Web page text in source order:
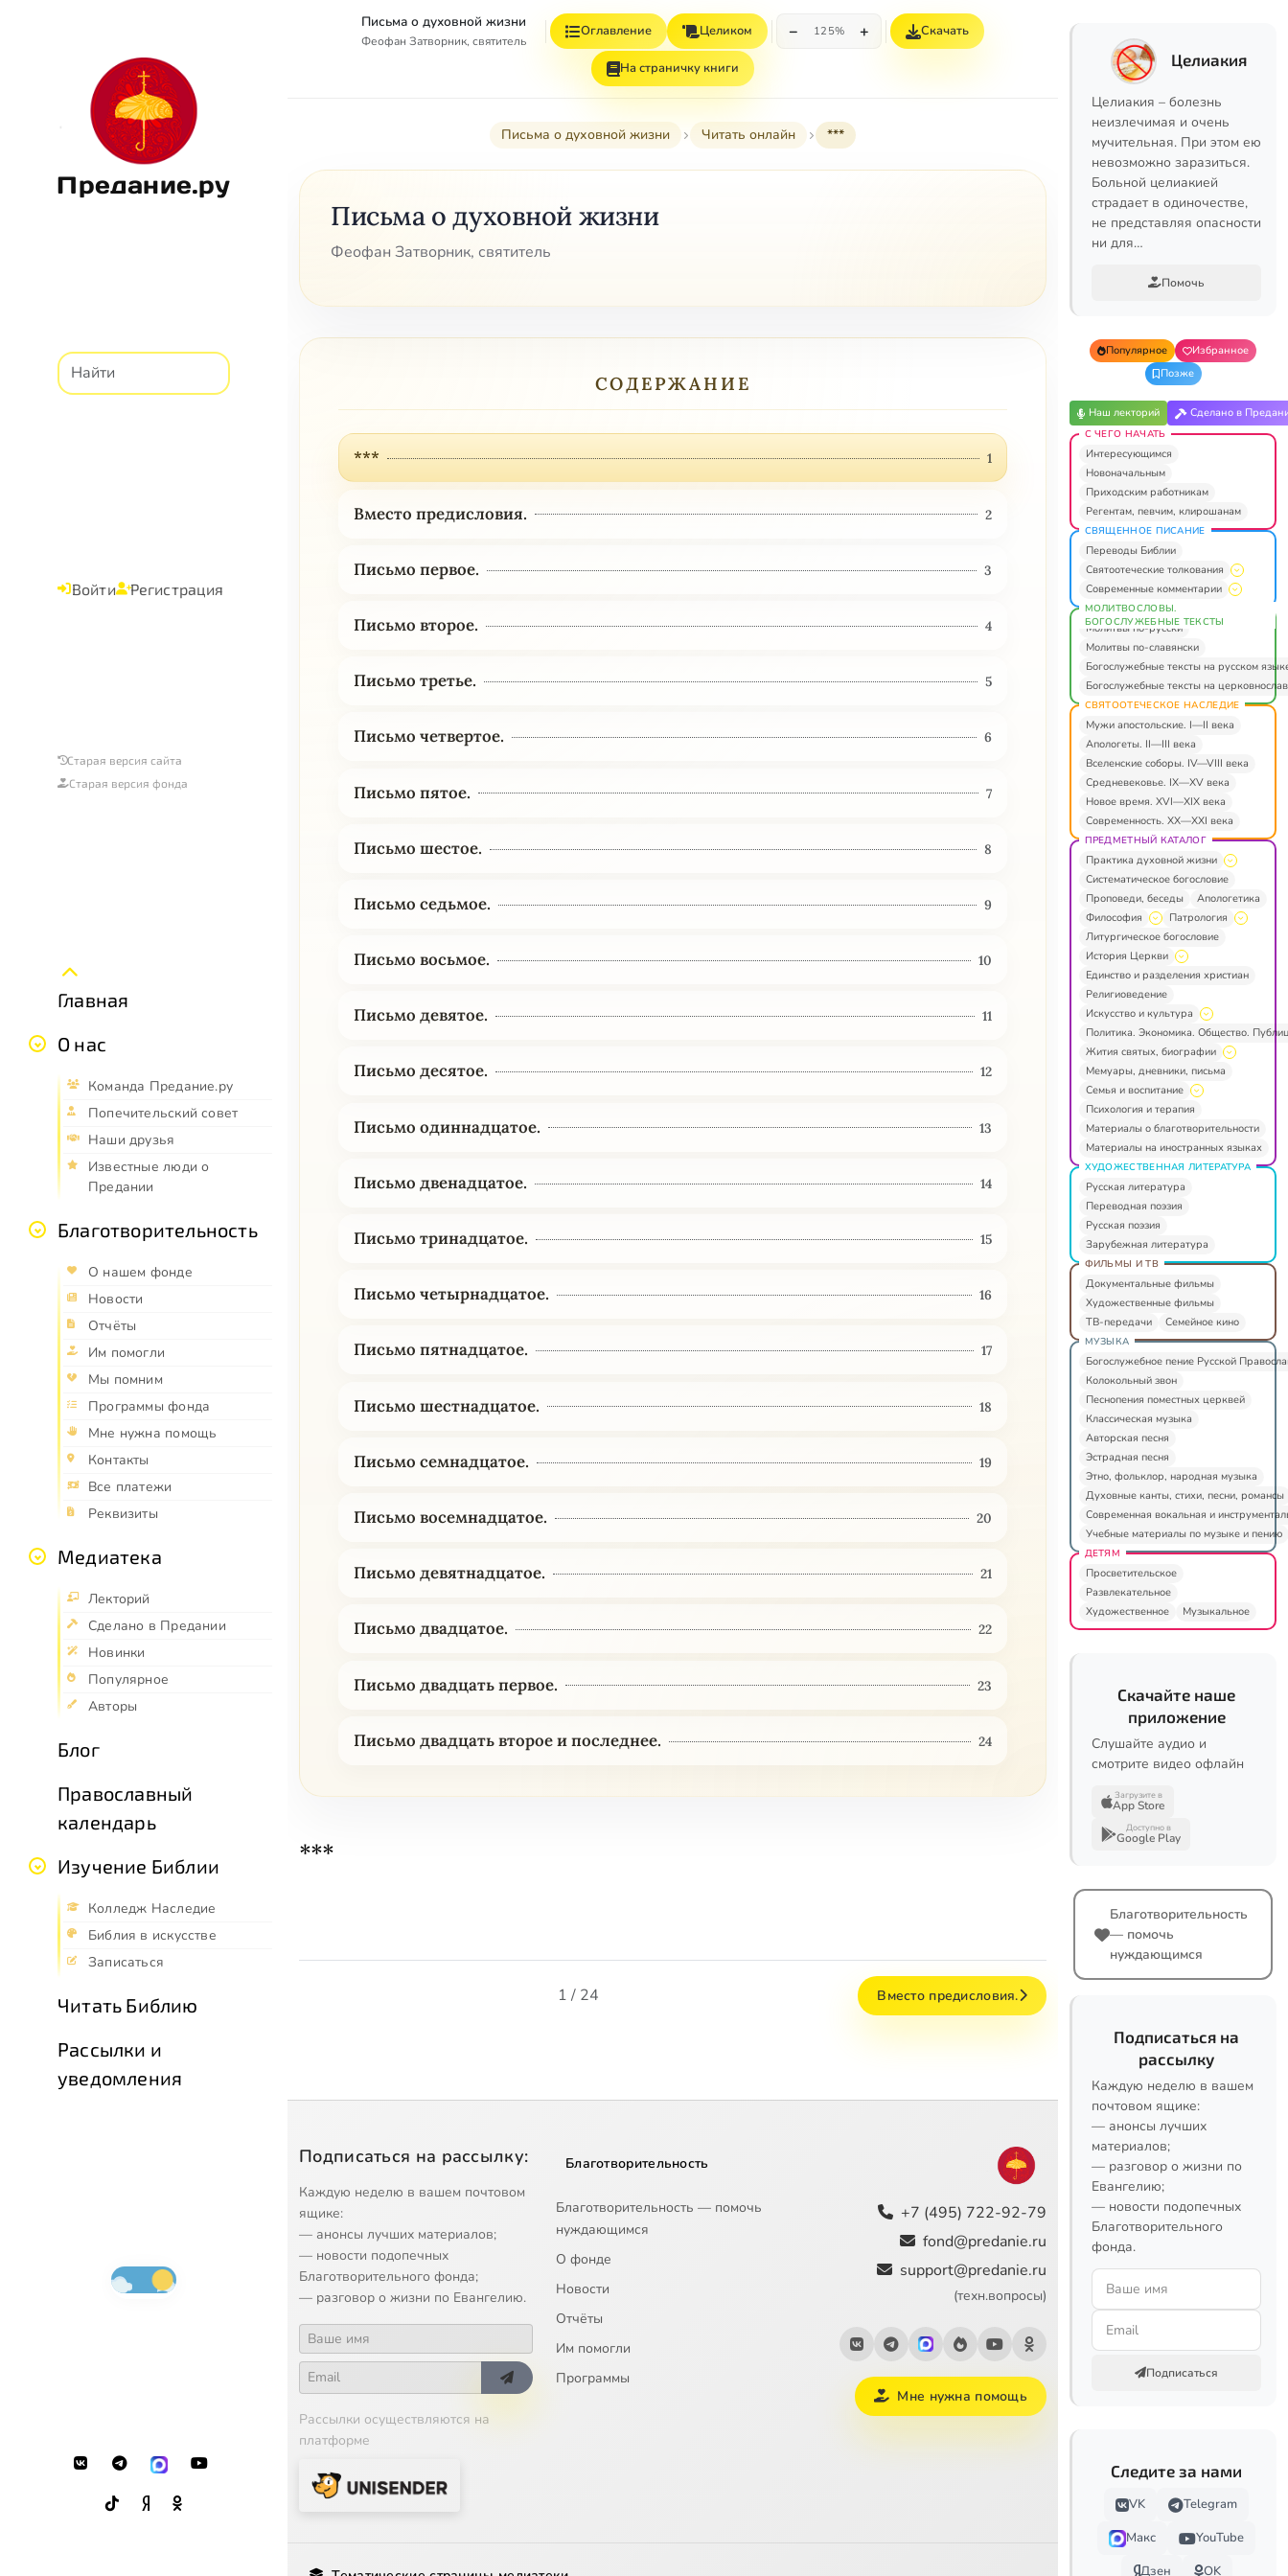
Предание.ру
Войти Регистрация
Старая версия сайта
Старая версия фонда
Главная
О нас
Команда Предание.ру
Попечительский совет
Наши друзья
Известные люди о
Предании
Благотворительность
О нашем фонде
Новости
Отчёты
Им помогли
Мы помним
Программы фонда
Мне нужна помощь
Контакты
Все платежи
Реквизиты
Медиатека
Лекторий
Сделано в Предании
Новинки
Популярное
Авторы
Блог
Православный
календарь
Изучение Библии
Колледж Наследие
Библия в искусстве
Записаться
Читать Библию
Рассылки и
уведомления
Письма о духовной жизни
Феофан Затворник, святитель
Оглавление Целиком − 125% + Скачать
На страничку книги
Письма о духовной жизни Читать онлайн ***
Письма о духовной жизни
Феофан Затворник, святитель
СОДЕРЖАНИЕ
*** 1
Вместо предисловия. 2
Письмо первое. 3
Письмо второе. 4
Письмо третье. 5
Письмо четвертое. 6
Письмо пятое. 7
Письмо шестое. 8
Письмо седьмое. 9
Письмо восьмое. 10
Письмо девятое. 11
Письмо десятое. 12
Письмо одиннадцатое. 13
Письмо двенадцатое. 14
Письмо тринадцатое. 15
Письмо четырнадцатое. 16
Письмо пятнадцатое. 17
Письмо шестнадцатое. 18
Письмо семнадцатое. 19
Письмо восемнадцатое. 20
Письмо девятнадцатое. 21
Письмо двадцатое. 22
Письмо двадцать первое. 23
Письмо двадцать второе и последнее. 24
***
1 / 24 Вместо предисловия.
Подписаться на рассылку:
Каждую неделю в вашем почтовом
ящике:
— анонсы лучших материалов;
— новости подопечных
Благотворительного фонда;
— разговор о жизни по Евангелию.
Рассылки осуществляются на
платформе
Благотворительность
Благотворительность — помочь
нуждающимся
О фонде
Новости
Отчёты
Им помогли
Программы
+7 (495) 722-92-79
fond@predanie.ru
support@predanie.ru
(техн.вопросы)
Мне нужна помощь
Целиакия
Целиакия – болезнь
неизлечимая и очень
мучительная. При этом ею
невозможно заразиться.
Больной целиакией
страдает в одиночестве,
не представляя опасности
ни для…
Помочь
Популярное
Избранное
Позже
Наш лекторий Сделано в
С ЧЕГО НАЧАТЬ
Интересующимся
Новоначальным
Приходским работникам
Регентам, певчим, клирошанам
СВЯЩЕННОЕ ПИСАНИЕ
Переводы Библии
Святоотеческие толкования
Современные комментарии
МОЛИТВОСЛОВЫ.
БОГОСЛУЖЕБНЫЕ ТЕКСТЫ
Молитвы по-русски
Молитвы по-славянски
Богослужебные тексты на русском
Богослужебные тексты на
СВЯТООТЕЧЕСКОЕ НАСЛЕДИЕ
Мужи апостольские. I—II века
Апологеты. II—III века
Вселенские соборы. IV—VIII века
Средневековье. IX—XV века
Новое время. XVI—XIX века
Современность. XX—XXI века
ПРЕДМЕТНЫЙ КАТАЛОГ
Практика духовной жизни
Систематическое богословие
Проповеди, беседы
Апологетика
Философия
Патрология
Литургическое богословие
История Церкви
Единство и разделения христиан
Религиоведение
Искусство и культура
Политика. Экономика. Общество.
Жития святых, биографии
Мемуары, дневники, письма
Семья и воспитание
Психология и терапия
Материалы о благотворительности
Материалы на иностранных языках
ХУДОЖЕСТВЕННАЯ ЛИТЕРАТУРА
Русская литература
Переводная поэзия
Русская поэзия
Зарубежная литература
ФИЛЬМЫ И ТВ
Документальные фильмы
Художественные фильмы
ТВ-передачи
Семейное кино
МУЗЫКА
Богослужебное пение Русской
Колокольный звон
Песнопения поместных церквей
Классическая музыка
Авторская песня
Эстрадная песня
Этно, фольклор, народная музыка
Духовные канты, стихи, песни, романсы
Современная вокальная и
Учебные материалы по музыке и пению
ДЕТЯМ
Просветительское
Развлекательное
Художественное
Музыкальное
Скачайте наше
приложение
Слушайте аудио и
смотрите видео офлайн
Загрузите в
App Store
Доступно в
Google Play
Благотворительность
— помочь
нуждающимся
Подписаться на
рассылку
Каждую неделю в вашем
почтовом ящике:
— анонсы лучших
материалов;
— разговор о жизни по
Евангелию;
— новости подопечных
Благотворительного
фонда.
Подписаться
Следите за нами
VK
Telegram
Макс
YouTube
Дзен
OK